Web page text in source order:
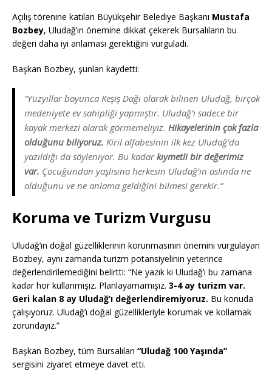
Açılış törenine katılan Büyükşehir Belediye Başkanı Mustafa
Bozbey, Uludağ’ın önemine dikkat çekerek Bursalıların bu
değeri daha iyi anlaması gerektiğini vurguladı.
Başkan Bozbey, şunları kaydetti:
“Yüzyıllar boyunca Keşiş Dağı olarak bilinen Uludağ, birçok
medeniyete ev sahipliği yapmıştır. Uludağ’ı sadece bir
kayak merkezi olarak görmemeliyiz. Hikayelerinin çok fazla
olduğunu biliyoruz. Kiril alfabesinin ilk kez Uludağ’da
yazıldığı da söyleniyor. Bu kadarkıymetli bir değerimiz
var. Çocuğundan yaşlısına herkesin Uludağ’ın aslında ne
olduğunu ve ne anlama geldiğini bilmesi gerekir.”
Koruma ve Turizm Vurgusu
Uludağ’ın doğal güzelliklerinin korunmasının önemini vurgulayan
Bozbey, aynı zamanda turizm potansiyelinin yeterince
değerlendirilemediğini belirtti: “Ne yazık ki Uludağ’ı bu zamana
kadar hor kullanmışız. Planlayamamışız. 3-4 ay turizm var.
Geri kalan 8 ay Uludağ’ı değerlendiremiyoruz. Bu konuda
çalışıyoruz. Uludağ’ı doğal güzellikleriyle korumak ve kollamak
zorundayız.”
Başkan Bozbey, tüm Bursalıları “Uludağ 100 Yaşında”
sergisini ziyaret etmeye davet etti.